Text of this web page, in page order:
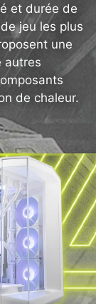
et durée de
jeu les plus
une
autres
de chaleur.